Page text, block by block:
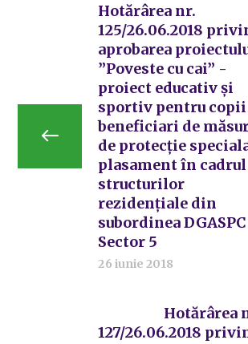
Hotărârea nr.
125/26.06.2018
aprobarea
”Poveste cu cai” -
proiect educativ și
sportiv pentru copii
beneficiari de
de protecție
plasament în cadrul
structurilor
rezidențiale din
subordinea DGASPC
Sector 5
26 iunie 2018
Hotărârea
127/26.06.2018